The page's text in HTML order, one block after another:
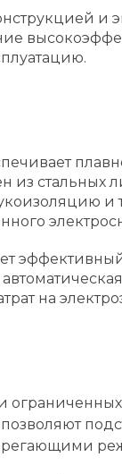
стальных
и
на
ограниченных